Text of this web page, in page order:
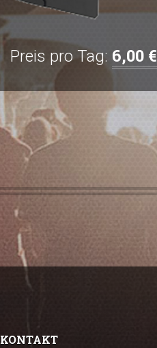
Preis pro Tag: 6,00 €
KONTAKT